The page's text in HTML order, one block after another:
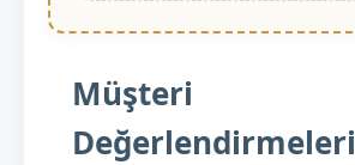
Müşteri
Değerlendirmeleri